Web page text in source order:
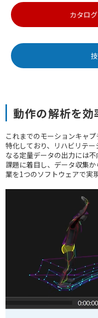
カタロ
動作の解析を
これまでのモーションキャ
特化しており、リハビリテ
なる定量データの出力には
課題に着目し、データ収集
業を1つのソフトウェアで実